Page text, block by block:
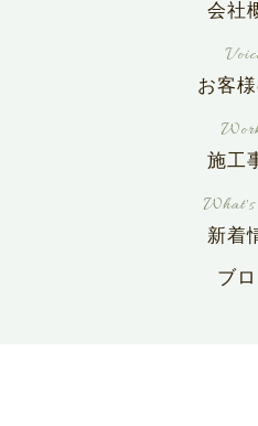
会社
お客
施工
新着
ブ